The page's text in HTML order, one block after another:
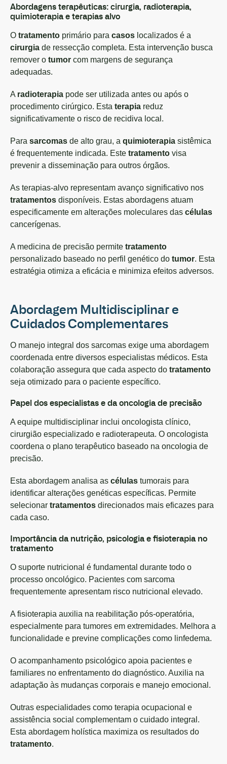
Abordagens terapêuticas: cirurgia, radioterapia,
quimioterapia e terapias alvo
O tratamento primário para casos localizados é a
cirurgia de ressecção completa. Esta intervenção busca
remover o tumor com margens de segurança
adequadas.
A radioterapia pode ser utilizada antes ou após o
procedimento cirúrgico. Esta terapia reduz
significativamente o risco de recidiva local.
Para sarcomas de alto grau, a quimioterapia sistêmica
é frequentemente indicada. Este tratamento visa
prevenir a disseminação para outros órgãos.
As terapias-alvo representam avanço significativo nos
tratamentos disponíveis. Estas abordagens atuam
especificamente em alterações moleculares das células
cancerígenas.
A medicina de precisão permite tratamento
personalizado baseado no perfil genético do tumor. Esta
estratégia otimiza a eficácia e minimiza efeitos adversos.
Abordagem Multidisciplinar e
Cuidados Complementares
O manejo integral dos sarcomas exige uma abordagem
coordenada entre diversos especialistas médicos. Esta
colaboração assegura que cada aspecto do tratamento
seja otimizado para o paciente específico.
Papel dos especialistas e da oncologia de precisão
A equipe multidisciplinar inclui oncologista clínico,
cirurgião especializado e radioterapeuta. O oncologista
coordena o plano terapêutico baseado na oncologia de
precisão.
Esta abordagem analisa as células tumorais para
identificar alterações genéticas específicas. Permite
selecionar tratamentos direcionados mais eficazes para
cada caso.
Importância da nutrição, psicologia e fisioterapia no
tratamento
O suporte nutricional é fundamental durante todo o
processo oncológico. Pacientes com sarcoma
frequentemente apresentam risco nutricional elevado.
A fisioterapia auxilia na reabilitação pós-operatória,
especialmente para tumores em extremidades. Melhora a
funcionalidade e previne complicações como linfedema.
O acompanhamento psicológico apoia pacientes e
familiares no enfrentamento do diagnóstico. Auxilia na
adaptação às mudanças corporais e manejo emocional.
Outras especialidades como terapia ocupacional e
assistência social complementam o cuidado integral.
Esta abordagem holística maximiza os resultados do
tratamento.